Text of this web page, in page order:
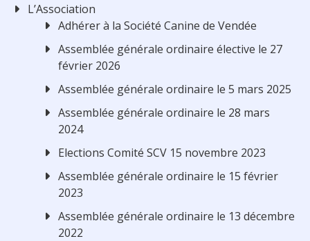
L’Association
Adhérer à la Société Canine de Vendée
Assemblée générale ordinaire élective le 27
février 2026
Assemblée générale ordinaire le 5 mars 2025
Assemblée générale ordinaire le 28 mars
2024
Elections Comité SCV 15 novembre 2023
Assemblée générale ordinaire le 15 février
2023
Assemblée générale ordinaire le 13 décembre
2022